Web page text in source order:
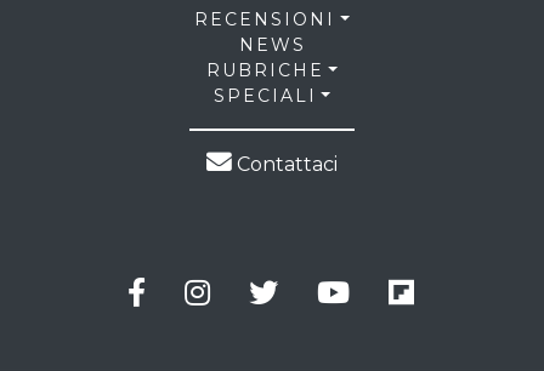
RECENSIONI
NEWS
RUBRICHE
SPECIALI
Contattaci